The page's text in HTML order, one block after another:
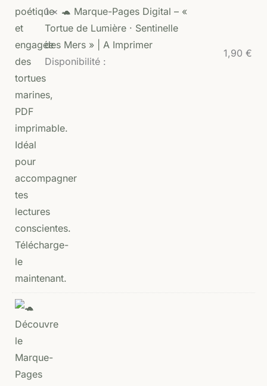
1 × 🐢 Marque-Pages Digital – «
Tortue de Lumière · Sentinelle
des Mers » | A Imprimer
Disponibilité :
1,90 €